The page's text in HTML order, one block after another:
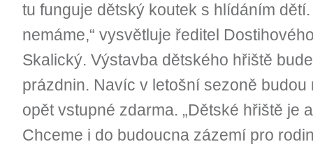
tu funguje dětský koutek s hlídáním
nemáme,“ vysvětluje ředitel
Skalický. Výstavba dětského hřiště
prázdnin. Navíc v letošní sezoně
opět vstupné zdarma. „Dětské hřiště je
Chceme i do budoucna zázemí pro